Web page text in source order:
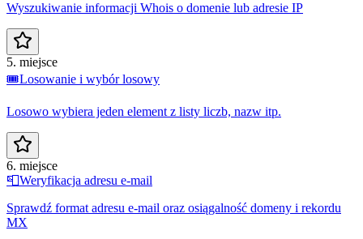
Wyszukiwanie informacji Whois o domenie lub adresie IP
5. miejsce
🎟️Losowanie i wybór losowy
Losowo wybiera jeden element z listy liczb, nazw itp.
6. miejsce
📮Weryfikacja adresu e-mail
Sprawdź format adresu e-mail oraz osiągalność domeny i rekordu
MX